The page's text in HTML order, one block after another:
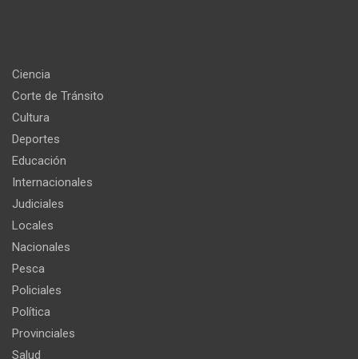
Ciencia
Corte de Tránsito
Cultura
Deportes
Educación
Internacionales
Judiciales
Locales
Nacionales
Pesca
Policiales
Política
Provinciales
Salud